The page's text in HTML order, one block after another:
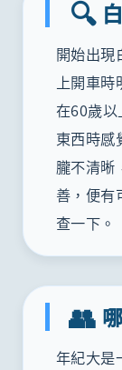
🔍
開始出現
上開車
在60歲
東西時感
朧不清晰
善，便有
查一下。
👥
年紀大是